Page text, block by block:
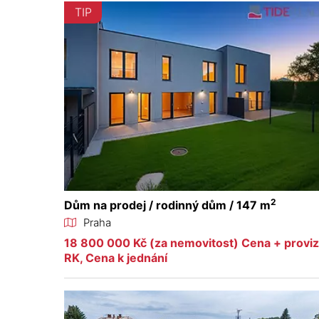
TIP
Dům na prodej / rodinný dům / 147 m2
Praha
18 800 000 Kč (za nemovitost) Cena +
RK, Cena k jednání